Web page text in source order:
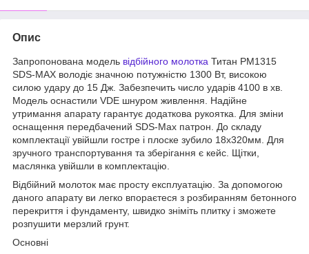
Опис
Запропонована модель відбійного молотка Титан PM1315
SDS-MAX володіє значною потужністю 1300 Вт, високою
силою удару до 15 Дж. Забезпечить число ударів 4100 в хв.
Модель оснастили VDE шнуром живлення. Надійне
утримання апарату гарантує додаткова рукоятка. Для зміни
оснащення передбачений SDS-Max патрон. До складу
комплектації увійшли гостре і плоске зубило 18х320мм. Для
зручного транспортування та зберігання є кейс. Щітки,
маслянка увійшли в комплектацію.
Відбійний молоток має просту експлуатацію. За допомогою
даного апарату ви легко впораєтеся з розбиранням бетонного
перекриття і фундаменту, швидко зніміть плитку і зможете
розпушити мерзлий грунт.
Основні